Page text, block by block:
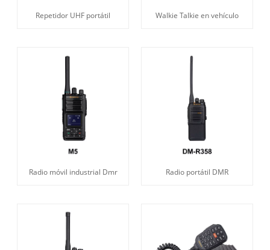
Repetidor UHF portátil Walkie Talkie en vehículo
Radio móvil industrial Dmr Radio portátil DMR